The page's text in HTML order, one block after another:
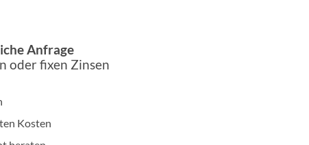
Anfrage
oder fixen Zinsen
Kosten